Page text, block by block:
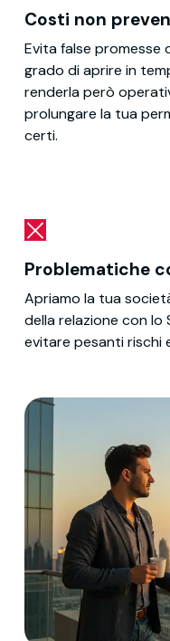
Costi non
Evita false promesse
grado di aprire in
renderla però
prolungare la tua
certi.
Problematiche
Apriamo la tua
della relazione con
evitare pesanti rischi